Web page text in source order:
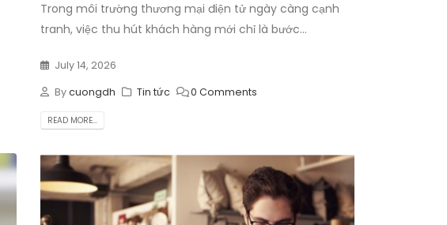
Trong môi trường thương mại điện tử ngày càng cạnh
tranh, việc thu hút khách hàng mới chỉ là bước...
July 14, 2026
Bycuongdh Tin tức 0 Comments
READ MORE...